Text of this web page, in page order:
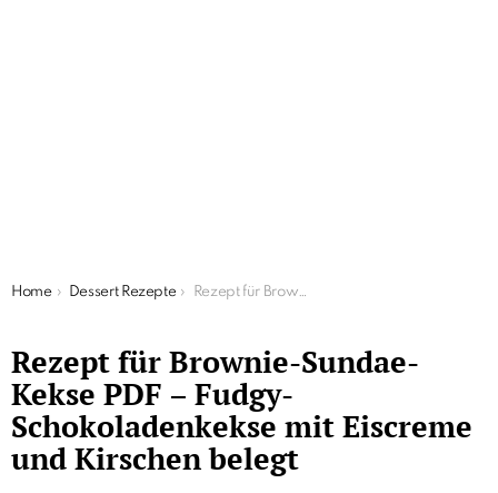
You are here:
Home Dessert Rezepte Rezept für Brownie-Sundae-Kekse PDF – Fudgy-Schokoladenkekse mit Eiscreme und Kirschen belegt
Rezept für Brownie-Sundae-
Kekse PDF – Fudgy-
Schokoladenkekse mit Eiscreme
und Kirschen belegt